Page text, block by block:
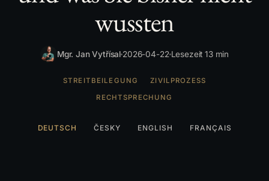
wussten
Mgr. Jan Vytřísal 2026-04-22 Lesezeit 13 min
STREITBEILEGUNG
ZIVILPROZESS
RECHTSPRECHUNG
DEUTSCH ČESKY ENGLISH FRANÇAIS